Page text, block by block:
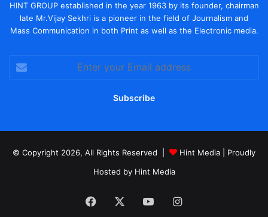
HINT GROUP established in the year 1963 by its founder, chairman
late Mr.Vijay Sekhri is a pioneer in the field of Journalism and
Mass Communication in both Print as well as the Electronic media.
your
© Copyright 2026, All Rights Reserved | Hint Media | Proudly
Hosted by Hint Media
Facebook YouTubeInstagram